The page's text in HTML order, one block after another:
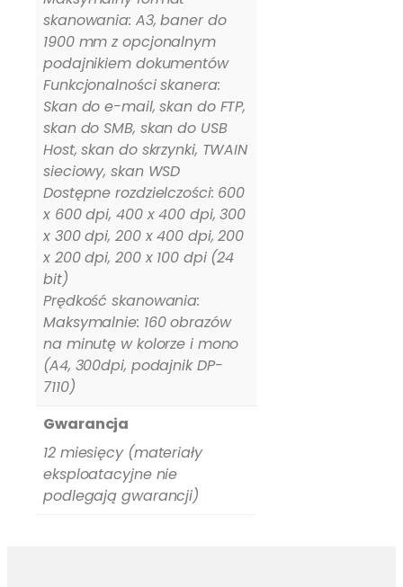
skanowania: A3, baner do
1900 mm z opcjonalnym
podajnikiem dokumentów
Funkcjonalności skanera:
Skan do e-mail, skan do FTP,
skan do SMB, skan do USB
Host, skan do skrzynki, TWAIN
sieciowy, skan WSD
Dostępne rozdzielczości: 600
x 600 dpi, 400 x 400 dpi, 300
x 300 dpi, 200 x 400 dpi, 200
x 200 dpi, 200 x 100 dpi (24
bit)
Prędkość skanowania:
Maksymalnie: 160 obrazów
na minutę w kolorze i mono
(A4, 300dpi, podajnik DP-
7110)
Gwarancja
12 miesięcy (materiały
eksploatacyjne nie
podlegają gwarancji)